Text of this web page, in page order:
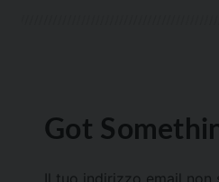
Got
Il tuo indirizzo email non